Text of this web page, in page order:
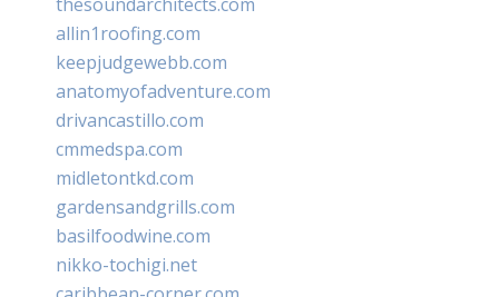
allin1roofing.com
keepjudgewebb.com
anatomyofadventure.com
drivancastillo.com
cmmedspa.com
midletontkd.com
gardensandgrills.com
basilfoodwine.com
nikko-tochigi.net